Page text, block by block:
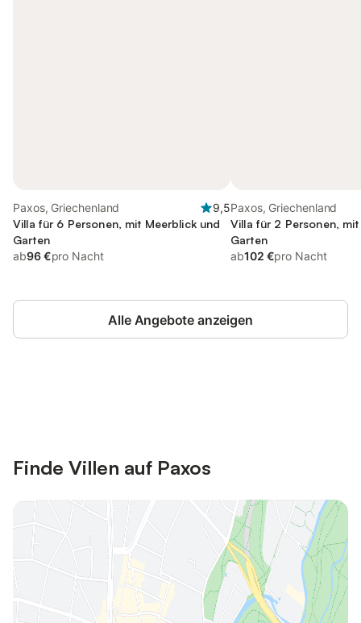
Paxos, Griechenland
9,5
Villa für 6 Personen, mit Meerblick und
Garten
ab96 €pro Nacht
Paxos, Griechenland
Villa für 2 Personen,
Garten
ab102 €pro Nacht
Alle Angebote anzeigen
Finde Villen auf Paxos